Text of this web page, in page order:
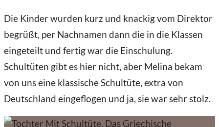
Die Kinder wurden kurz und knackig vom Direktor
begrüßt, per Nachnamen dann die in die Klassen
eingeteilt und fertig war die Einschulung.
Schultüten gibt es hier nicht, aber Melina bekam
von uns eine klassische Schultüte, extra von
Deutschland eingeflogen und ja, sie war sehr stolz.